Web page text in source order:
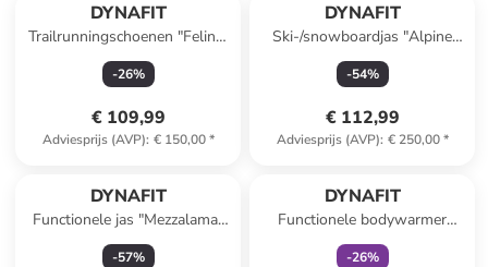
DYNAFIT
Trailrunningschoenen "Feline"
roze
-26%
€ 109,99
Adviesprijs (AVP): € 150,00*
DYNAFIT
Ski-/snowboardjas "Alpine
GTX" bordeaux/Hellrosa
-54%
€ 112,99
Adviesprijs (AVP): € 250,00*
DYNAFIT
Functionele jas "Mezzalama"
lichtroze
-57%
DYNAFIT
Functionele bodywarmer
"VERT WIND" oranje
-26%